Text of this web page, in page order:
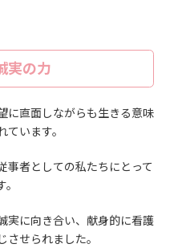
実の力
に直面しながらも生きる意味
います。
事者としての私たちにとって
実に向き合い、献身的に看護
せられました。